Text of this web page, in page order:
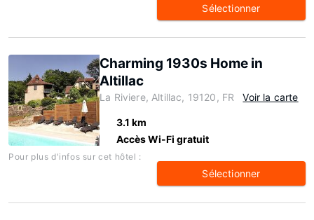
Sélectionner
Charming 1930s Home in
Altillac
La Riviere, Altillac, 19120, FR Voir la carte
3.1 km
Accès Wi-Fi gratuit
Pour plus d'infos sur cet hôtel :
Sélectionner